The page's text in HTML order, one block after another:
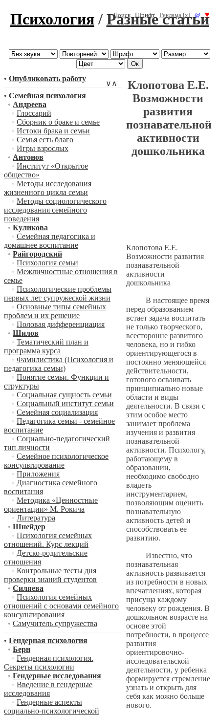
Поиск Шрифт Реклама [x] @ ♥
Психология/ Разные статьи
∨ ∧
• Опубликовать работу
• Семейная психология
• Андреева
• Глоссарий
• Сборник о браке и семье
• Истоки брака и семьи
• Семья есть благо
• Игры взрослых
• Антонов
• Институт «Открытое
общество»
• Методы исследования
жизненного цикла семьи
• Методы социологического
исследования семейного
поведения
• Куликова
• Семейная педагогика и
домашнее воспитание
• Райгородский
• Психология семьи
• Межличностные отношения в
семье
• Психологические проблемы
первых лет супружеской жизни
• Основные типы семейных
проблем и их решение
• Половая дифференциация
• Шилов
• Тематический план и
программа курса
• Фамилистика (Психология и
педагогика семьи)
• Понятие семьи. Функции и
структуры
• Социальная сущность семьи
• Социальный институт семьи
• Семейная социализация
• Педагогика семьи - семейное
воспитание
• Социально-педагогический
тип личности
• Семейное психологическое
консультирование
• Приложения
• Диагностика семейного
воспитания
• Методика «Ценностные
ориентации» М. Рокича
• Литература
• Шнейдер
• Психология семейных
отношений. Курс лекций
• Детско-родительские
отношения
• Контрольные тесты дня
проверки знаний студентов
• Силяева
• Психология семейных
отношений с основами семейного
консультирования
• Самучитель супружества
• Гендерная психология
• Берн
• Гендерная психология.
Секреты психологии
• Гендерные исследования
• Введение в гендерные
исследования
• Гендерные аспекты
социально-психологической
Клопотова Е.Е.
Возможности
развития
познавательной
активности
дошкольника
Клопотова Е.Е.
Возможности развития
познавательной
активности
дошкольника
В настоящее время
перед образованием
встает задача воспитать
не только творческого,
всесторонне развитого
человека, но и гибко
ориентирующегося в
постоянно меняющейся
действительности,
готового осваивать
принципиально новые
области и виды
деятельности. В связи с
этим особое место
занимает проблема
изучения и развития
познавательной
активности. Психологу,
работающему в
образовании,
необходимо свободно
владеть
инструментарием,
позволяющим оценить
познавательную
активность детей и
способствовать ее
развитию.
Известно, что
познавательная
активность развивается
из потребности в новых
впечатлениях, которая
присуща каждому
человеку от рождения. В
дошкольном возрасте на
основе этой
потребности, в процессе
развития
ориентировочно-
исследовательской
деятельности, у ребенка
формируется стремление
узнать и открыть для
себя как можно больше
нового.